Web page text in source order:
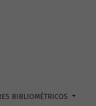
BIBLIOMÉTRICOS